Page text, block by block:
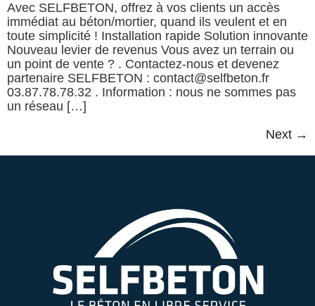
Avec SELFBETON, offrez à vos clients un accès
immédiat au béton/mortier, quand ils veulent et en
toute simplicité ! Installation rapide Solution innovante
Nouveau levier de revenus Vous avez un terrain ou
un point de vente ? . Contactez-nous et devenez
partenaire SELFBETON : contact@selfbeton.fr
03.87.78.78.32 . Information : nous ne sommes pas
un réseau […]
Next →